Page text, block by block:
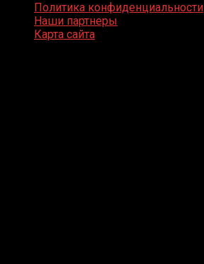
Политика конфиденциальности
Наши партнеры
Карта сайта